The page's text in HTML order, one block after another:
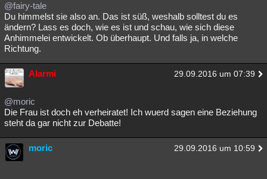
@fairy-tale
Du himmelst sie also an. Das ist süß, weshalb solltest du es
ändern? Lass es doch, wie es ist und schau, wie sich diese
Anhimmelei entwickelt. Ob überhaupt. Und falls ja, in welche
Richtung.
Alarmi 29.09.2016 um 07:39
@moric
Die Frau ist doch eh verheiratet! Ich wuerd sagen eine Beziehung
steht da gar nicht zur Debatte!
moric 29.09.2016 um 10:59